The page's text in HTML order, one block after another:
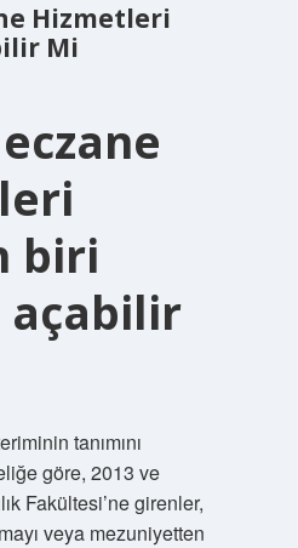
Hizmetleri
Mi
biri
açabilir
tanımını
göre, 2013 ve
Fakültesi’ne girenler,
veya mezuniyetten